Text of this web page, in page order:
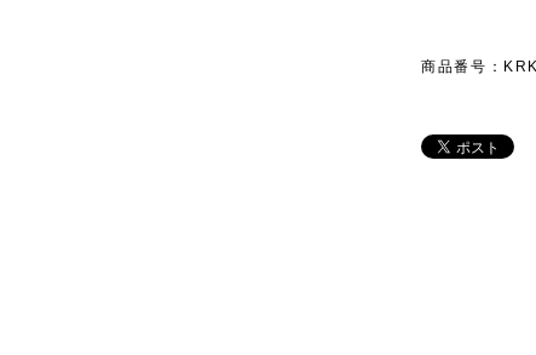
商品番号：